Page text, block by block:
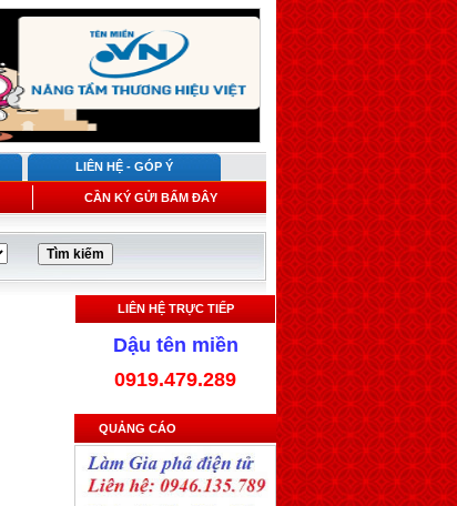
LIÊN HỆ - GÓP Ý
CẦN KÝ GỬI BẤM ĐÂY
LIÊN HỆ TRỰC TIẾP
Dậu tên miền
0919.479.289
QUẢNG CÁO